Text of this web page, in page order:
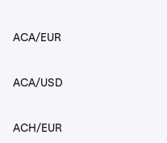
ACA/EUR
ACA/USD
ACH/EUR